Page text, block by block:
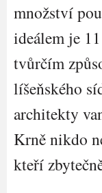
množství
ideálem je
tvůrčím
líšeňského
architekty
Krně nikdo
kteří